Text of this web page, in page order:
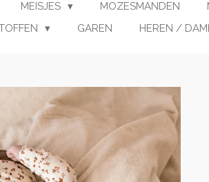
MEISJES MOZESMANDEN
GAREN HEREN /